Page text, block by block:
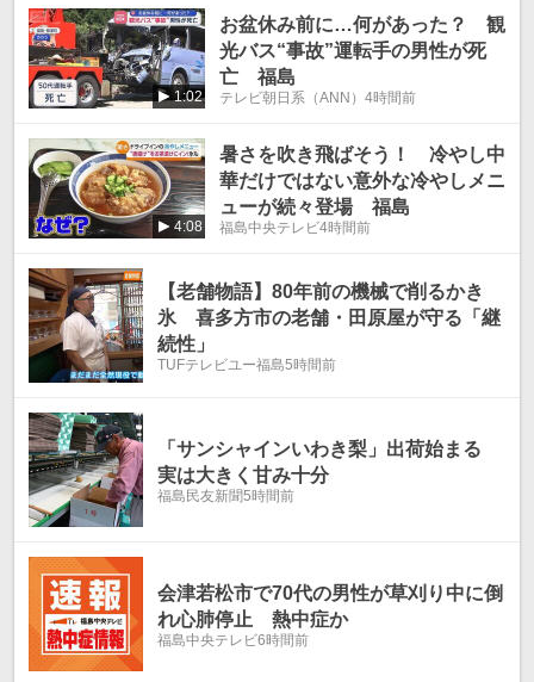
1:02
お盆休み前に…何があった？ 観
光バス“事故”運転手の男性が死
亡 福島
テレビ朝日系（ANN） 4時間前
4:08
暑さを吹き飛ばそう！ 冷やし中
華だけではない意外な冷やしメニ
ューが続々登場 福島
福島中央テレビ4時間前
【老舗物語】80年前の機械で削るかき
氷 喜多方市の老舗・田原屋が守る「継
続性」
TUFテレビユー福島5時間前
「サンシャインいわき梨」出荷始まる
実は大きく甘み十分
福島民友新聞5時間前
会津若松市で70代の男性が草刈り中に倒
れ心肺停止 熱中症か
福島中央テレビ6時間前